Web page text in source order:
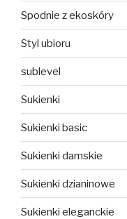
Spodnie z ekoskóry
Styl ubioru
sublevel
Sukienki
Sukienki basic
Sukienki damskie
Sukienki dzianinowe
Sukienki eleganckie